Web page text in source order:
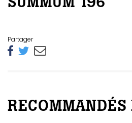
Partager
RECOMMANDÉS